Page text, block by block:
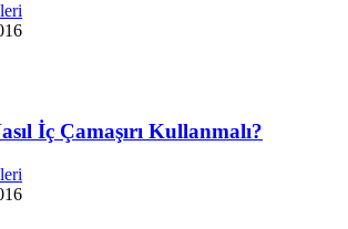
İç Çamaşırı Kullanmalı?